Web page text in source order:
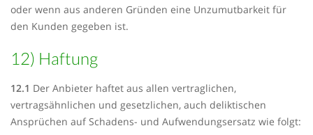
oder wenn aus anderen Gründen eine Unzumutbarkeit für
den Kunden gegeben ist.
12) Haftung
12.1 Der Anbieter haftet aus allen vertraglichen,
vertragsähnlichen und gesetzlichen, auch deliktischen
Ansprüchen auf Schadens- und Aufwendungsersatz wie folgt: